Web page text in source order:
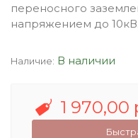
переносного
напряжением до 10кВ.
Наличие: В наличии
1 970,00